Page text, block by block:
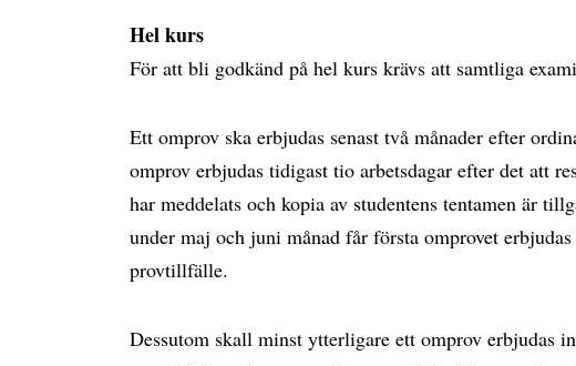
Hel kurs
För att bli godkänd på hel kurs krävs att samtliga
Ett omprov ska erbjudas senast två månader efter
omprov erbjudas tidigast tio arbetsdagar efter det att
har meddelats och kopia av studentens tentamen är
under maj och juni månad får första omprovet
provtillfälle.
Dessutom skall minst ytterligare ett omprov erbjudas